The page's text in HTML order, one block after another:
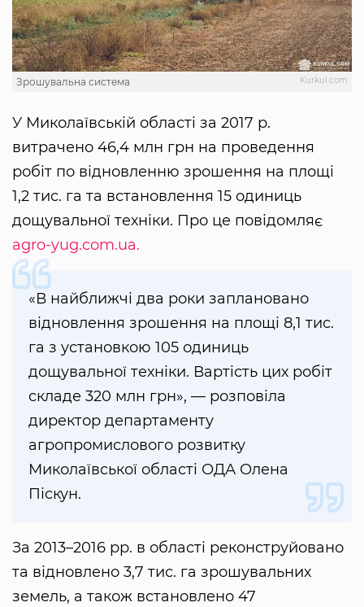
Kurkul.com
Зрошувальна система
У Миколаївській області за 2017 р.
витрачено 46,4 млн грн на проведення
робіт по відновленню зрошення на площі
1,2 тис. га та встановлення 15 одиниць
дощувальної техніки. Про це повідомляє
agro-yug.com.ua.
«В найближчі два роки заплановано
відновлення зрошення на площі 8,1 тис.
га з установкою 105 одиниць
дощувальної техніки. Вартість цих робіт
складе 320 млн грн», — розповіла
директор департаменту
агропромислового розвитку
Миколаївської області ОДА Олена
Піскун.
За 2013–2016 рр. в області реконструйовано
та відновлено 3,7 тис. га зрошувальних
земель, а також встановлено 47